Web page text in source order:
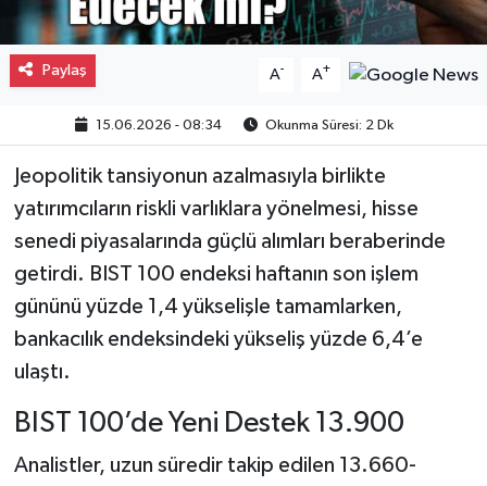
Paylaş A- A+
15.06.2026 - 08:34 Okunma Süresi: 2 Dk
Jeopolitik tansiyonun azalmasıyla birlikte
yatırımcıların riskli varlıklara yönelmesi, hisse
senedi piyasalarında güçlü alımları beraberinde
getirdi. BIST 100 endeksi haftanın son işlem
gününü yüzde 1,4 yükselişle tamamlarken,
bankacılık endeksindeki yükseliş yüzde 6,4’e
ulaştı.
BIST 100’de Yeni Destek 13.900
Analistler, uzun süredir takip edilen 13.660-